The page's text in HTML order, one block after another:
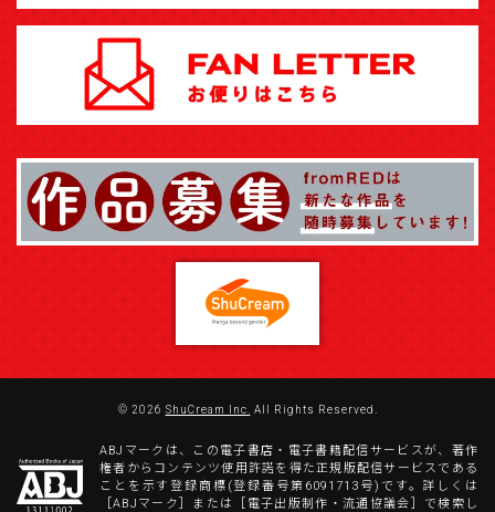
© 2026 ShuCream Inc. All Rights Reserved.
ABJマークは、この電子書店・電子書籍配信サービスが、著作
権者からコンテンツ使用許諾を得た正規版配信サービスである
ことを示す登録商標(登録番号第6091713号)です。詳しくは
［ABJマーク］または［電子出版制作・流通協議会］で検索し